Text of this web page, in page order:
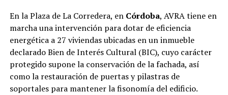
En la Plaza de La Corredera, en Córdoba, AVRA tiene en
marcha una intervención para dotar de eficiencia
energética a 27 viviendas ubicadas en un inmueble
declarado Bien de Interés Cultural (BIC), cuyo carácter
protegido supone la conservación de la fachada, así
como la restauración de puertas y pilastras de
soportales para mantener la fisonomía del edificio.